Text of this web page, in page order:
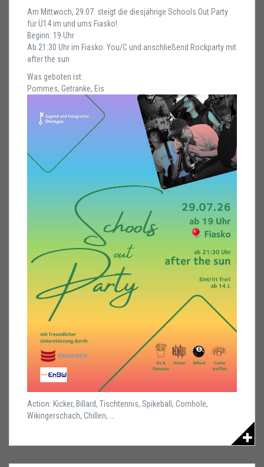
Am Mittwoch, 29.07. steigt die diesjährige Schools Out Party
für Ü14 im und ums Fiasko!
Beginn: 19 Uhr
Ab 21:30 Uhr im Fiasko: You/C und anschließend Rockparty mit
after the sun
Was geboten ist:
Pommes, Getränke, Eis
Action: Kicker, Billard, Tischtennis, Spikeball, Cornhole,
Wikingerschach, Chillen, …